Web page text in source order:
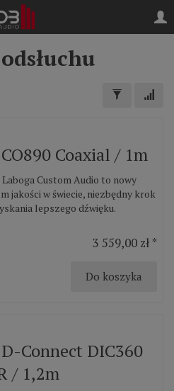
Coaxial / 1m
Laboga Custom Audio to nowy
jakości w świecie, niezbędny krok
lepszego dźwięku.
3 559,00 zł *
Do koszyka
Connect DIC360
/ 1,2m